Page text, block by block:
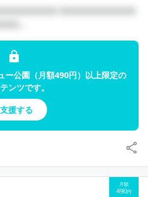
ー公園（月額490円）以上限定の
ンツです。
支援する
月額
490円